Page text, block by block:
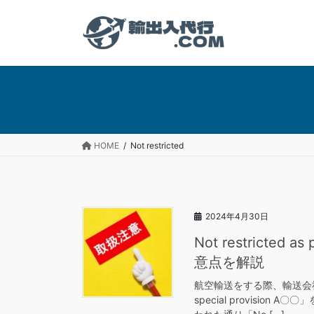
HOME Not restricted
2024年4月30日
Not restricted as
意点を解説
航空輸送をする際、輸送
special provision A〇〇」